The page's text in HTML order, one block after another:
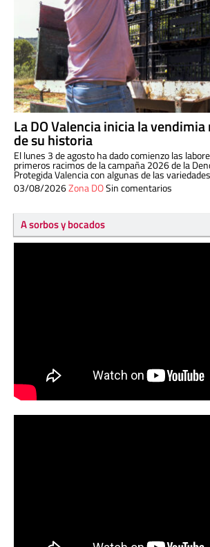
La DO Valencia inicia la
de su historia
El lunes 3 de agosto ha dado comienzo las
primeros racimos de la campaña 2026 de la
Protegida Valencia con algunas de las
03/08/2026Zona DOSin comentarios
A sorbos y bocados